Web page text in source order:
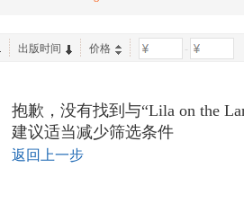
出版时间 价格 -
抱歉，没有找到与“Lila on the
建议适当减少筛选条件
返回上一步